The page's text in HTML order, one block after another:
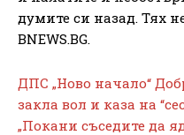
думите си назад. Тях
BNEWS.BG.
ДПС „Ново начало“
закла вол и каза на
„Покани съседите да